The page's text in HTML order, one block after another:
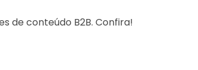
de conteúdo B2B. Confira!